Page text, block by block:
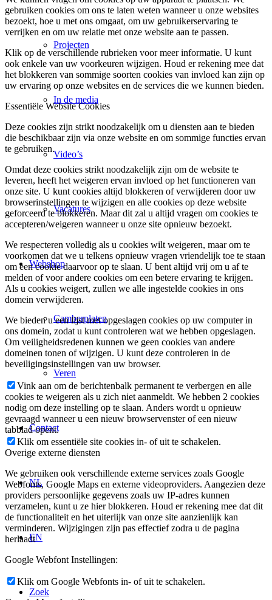
Projecten
In de media
Video’s
Vacatures
Webshop
Camberplaten
Veren
Contact
NL
EN
Zoek
gebruiken cookies om ons te laten weten wanneer u onze websites
bezoekt, hoe u met ons omgaat, om uw gebruikerservaring te
verrijken en om uw relatie met onze website aan te passen.
Klik op de verschillende rubrieken voor meer informatie. U kunt
ook enkele van uw voorkeuren wijzigen. Houd er rekening mee dat
het blokkeren van sommige soorten cookies van invloed kan zijn op
uw ervaring op onze websites en de services die we kunnen bieden.
Essentiële Website Cookies
Deze cookies zijn strikt noodzakelijk om u diensten aan te bieden
die beschikbaar zijn via onze website en om sommige functies ervan
te gebruiken.
Omdat deze cookies strikt noodzakelijk zijn om de website te
leveren, heeft het weigeren ervan invloed op het functioneren van
onze site. U kunt cookies altijd blokkeren of verwijderen door uw
browserinstellingen te wijzigen en alle cookies op deze website
geforceerd te blokkeren. Maar dit zal u altijd vragen om cookies te
accepteren/weigeren wanneer u onze site opnieuw bezoekt.
We respecteren volledig als u cookies wilt weigeren, maar om te
voorkomen dat we u telkens opnieuw vragen vriendelijk toe te staan
om een cookie daarvoor op te slaan. U bent altijd vrij om u af te
melden of voor andere cookies om een betere ervaring te krijgen.
Als u cookies weigert, zullen we alle ingestelde cookies in ons
domein verwijderen.
We bieden u een lijst met opgeslagen cookies op uw computer in
ons domein, zodat u kunt controleren wat we hebben opgeslagen.
Om veiligheidsredenen kunnen we geen cookies van andere
domeinen tonen of wijzigen. U kunt deze controleren in de
beveiligingsinstellingen van uw browser.
Vink aan om de berichtenbalk permanent te verbergen en alle
cookies te weigeren als u zich niet aanmeldt. We hebben 2 cookies
nodig om deze instelling op te slaan. Anders wordt u opnieuw
gevraagd wanneer u een nieuw browservenster of een nieuw
tabblad opent.
Klik om essentiële site cookies in- of uit te schakelen.
Overige externe diensten
We gebruiken ook verschillende externe services zoals Google
Webfonts, Google Maps en externe videoproviders. Aangezien deze
providers persoonlijke gegevens zoals uw IP-adres kunnen
verzamelen, kunt u ze hier blokkeren. Houd er rekening mee dat dit
de functionaliteit en het uiterlijk van onze site aanzienlijk kan
verminderen. Wijzigingen zijn pas effectief zodra u de pagina
herlaadt
Google Webfont Instellingen:
Klik om Google Webfonts in- of uit te schakelen.